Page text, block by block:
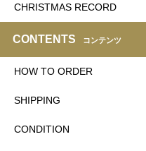
CHRISTMAS RECORD
CONTENTS コンテンツ
HOW TO ORDER
SHIPPING
CONDITION